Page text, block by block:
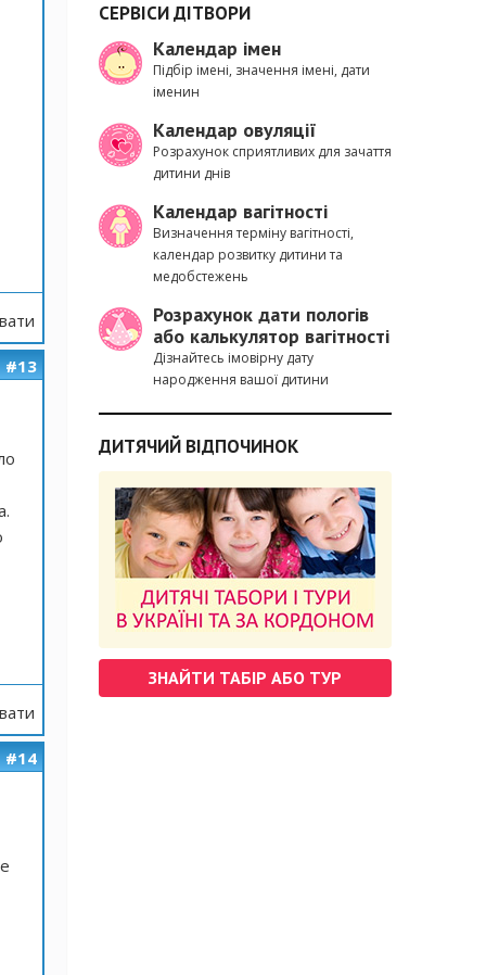
#13
#14
СЕРВІСИ ДІТВОРИ
Календар імен
Підбір імені, значення імені, дати
іменин
Календар овуляції
Розрахунок сприятливих для зачаття
дитини днів
Календар вагітності
Визначення терміну вагітності,
календар розвитку дитини та
медобстежень
Розрахунок дати пологів
або калькулятор вагітності
Дізнайтесь імовірну дату
народження вашої дитини
ДИТЯЧИЙ ВІДПОЧИНОК
ЗНАЙТИ ТАБІР АБО ТУР